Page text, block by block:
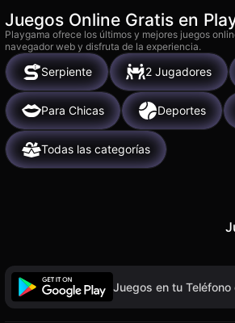
Juegos Online Gratis en
Playgama ofrece los últimos y mejores juegos
navegador web y disfruta de la experiencia.
Serpiente 2 Jugadores
Para Chicas Deportes
Todas las categorías
Juegos en tu Teléfono